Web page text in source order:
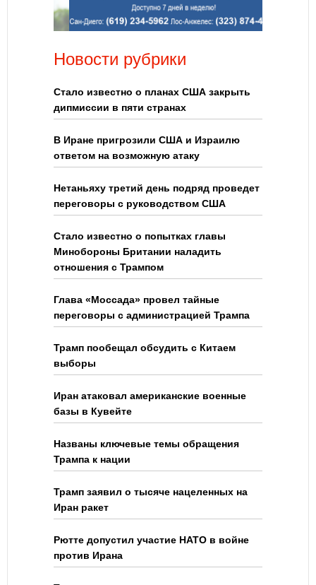
Новости рубрики
Стало известно о планах США закрыть
дипмиссии в пяти странах
В Иране пригрозили США и Израилю
ответом на возможную атаку
Нетаньяху третий день подряд проведет
переговоры с руководством США
Стало известно о попытках главы
Минобороны Британии наладить
отношения с Трампом
Глава «Моссада» провел тайные
переговоры с администрацией Трампа
Трамп пообещал обсудить с Китаем
выборы
Иран атаковал американские военные
базы в Кувейте
Названы ключевые темы обращения
Трампа к нации
Трамп заявил о тысяче нацеленных на
Иран ракет
Рютте допустил участие НАТО в войне
против Ирана